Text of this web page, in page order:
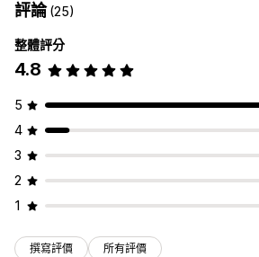
評論(25)
整體評分
4.8
5
4
3
2
1
撰寫評價 所有評價